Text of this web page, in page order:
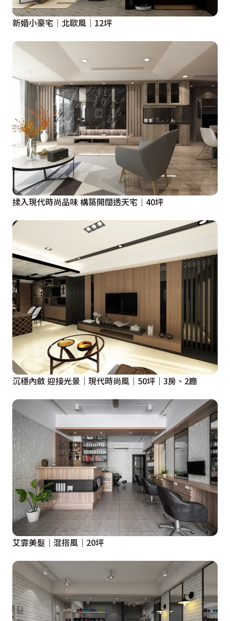
新婚小豪宅│北歐風│12坪
揉入現代時尚品味 構築開闊透天宅｜40坪
沉穩內斂 迎接光景｜現代時尚風｜50坪｜3房、2廳
艾霏美髮｜混搭風｜20坪